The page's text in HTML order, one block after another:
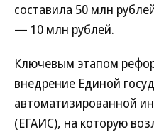
составила 50 млн
— 10 млн рублей.
Ключевым этапом
внедрение Единой
автоматизированной
(ЕГАИС), на которую